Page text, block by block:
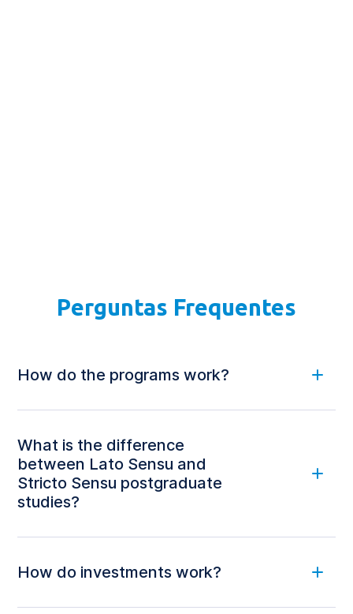
Perguntas Frequentes
How do the programs work?
Doctorate
What is the difference
between Lato Sensu and
Stricto Sensu postgraduate
studies?
How do investments work?